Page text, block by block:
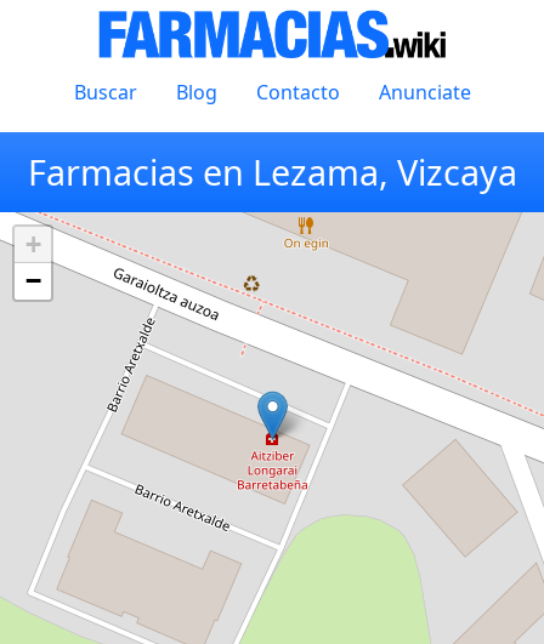
Buscar Blog Contacto Anunciate
Farmacias en Lezama, Vizcaya
+
−